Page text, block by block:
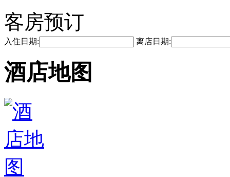
客房预订
入住日期: 离店日期:
酒店地图